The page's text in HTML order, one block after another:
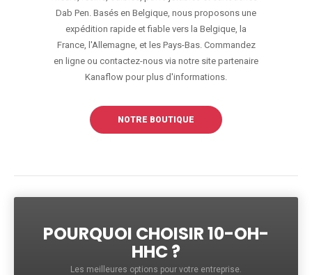
Dab Pen. Basés en Belgique, nous proposons une
expédition rapide et fiable vers la Belgique, la
France, l'Allemagne, et les Pays-Bas. Commandez
en ligne ou contactez-nous via notre site partenaire
Kanaflow pour plus d'informations.
NOTRE BOUTIQUE
POURQUOI CHOISIR 10-OH-
HHC ?
Les meilleures options pour votre entreprise.